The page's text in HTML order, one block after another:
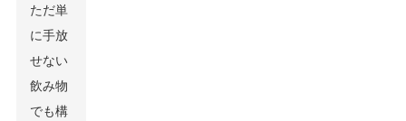
ただ単
に手放
せない
飲み物
でも構